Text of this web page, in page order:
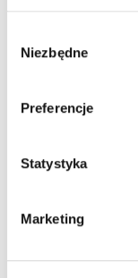
zgody
Niezbędne
Preferencje
Statystyka
Marketing
Rodzaj
czerwony
LT-DPM
MLT-DPM
Sposób